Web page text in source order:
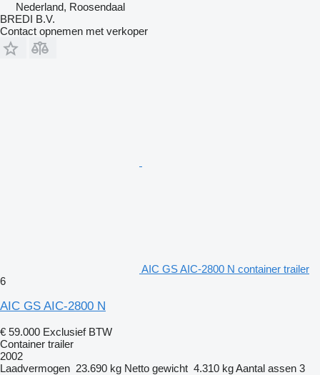
Nederland, Roosendaal
BREDI B.V.
Contact opnemen met verkoper
AIC GS AIC-2800 N container trailer
6
AIC GS AIC-2800 N
€ 59.000 Exclusief BTW
Container trailer
2002
Laadvermogen 23.690 kg Netto gewicht 4.310 kgAantal assen 3